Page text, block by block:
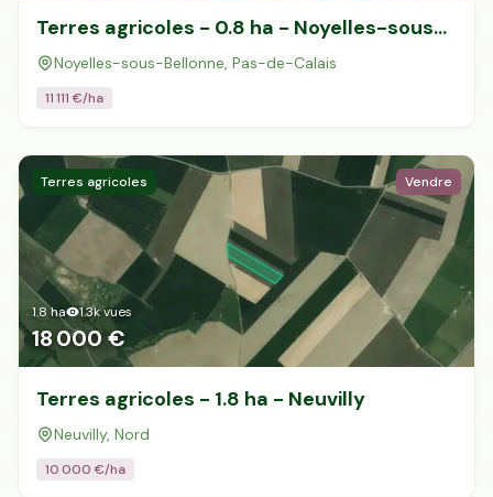
Terres agricoles - 0.8 ha - Noyelles-sous-
Bellonne
Noyelles-sous-Bellonne, Pas-de-Calais
11 111€/ha
Terres agricoles Vendre
1.8ha 1.3kvues
18 000 €
Terres agricoles - 1.8 ha - Neuvilly
Neuvilly, Nord
10 000€/ha